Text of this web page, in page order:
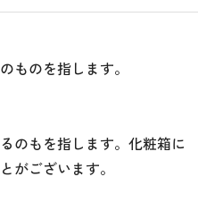
ものを指します。
のもを指します。化粧箱に
がございます。